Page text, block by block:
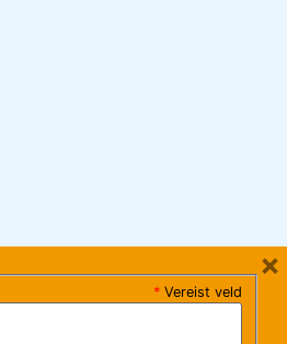
* Vereist veld
×